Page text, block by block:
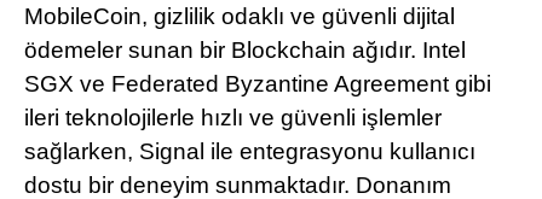
LinkedIn
Telegram
MobileCoin, gizlilik odaklı ve güvenli dijital
ödemeler sunan bir Blockchain ağıdır. Intel
SGX ve Federated Byzantine Agreement gibi
ileri teknolojilerle hızlı ve güvenli işlemler
sağlarken, Signal ile entegrasyonu kullanıcı
dostu bir deneyim sunmaktadır. Donanım